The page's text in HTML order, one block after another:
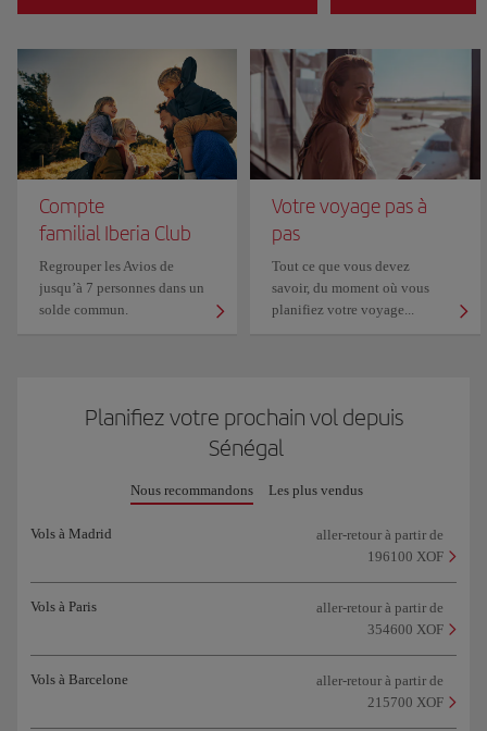
Compte
familial Iberia Club
Regrouper les Avios de
jusqu’à 7 personnes dans un
solde commun.
Votre voyage pas à
pas
Tout ce que vous devez
savoir, du moment où vous
planifiez votre voyage...
Planifiez votre prochain vol depuis
Sénégal
Nous recommandons Les plus vendus
Vols à Madrid
aller-retour à partir de
196100 XOF
Vols à Paris
aller-retour à partir de
354600 XOF
Vols à Barcelone
aller-retour à partir de
215700 XOF